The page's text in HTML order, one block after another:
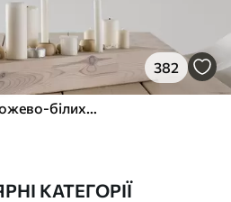
382
Букет великих пишних рожево-білих квітів півонії із зеленим листям на м’якому розмитому фоні
КАТЕГОРІЇ